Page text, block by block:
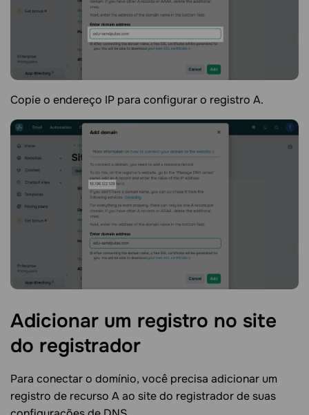
Copie o endereço IP para configurar o registro A.
Adicionar um registro no site
do registrador
Para conectar o domínio, você precisa adicionar um
registro de recurso A ao site do registrador de suas